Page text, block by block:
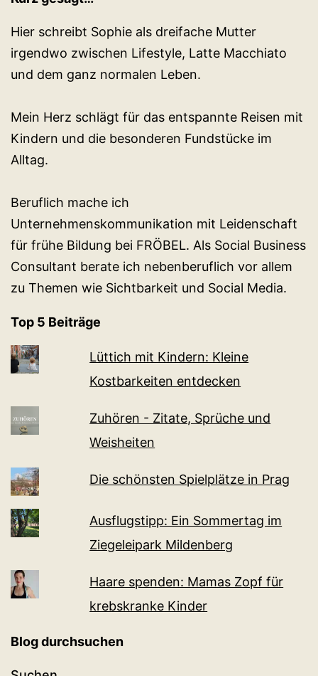
Hier schreibt Sophie als dreifache Mutter
irgendwo zwischen Lifestyle, Latte Macchiato
und dem ganz normalen Leben.
Mein Herz schlägt für das entspannte Reisen mit
Kindern und die besonderen Fundstücke im
Alltag.
Beruflich mache ich
Unternehmenskommunikation mit Leidenschaft
für frühe Bildung bei FRÖBEL. Als Social Business
Consultant berate ich nebenberuflich vor allem
zu Themen wie Sichtbarkeit und Social Media.
Top 5 Beiträge
Lüttich mit Kindern: Kleine
Kostbarkeiten entdecken
Zuhören - Zitate, Sprüche und
Weisheiten
Die schönsten Spielplätze in Prag
Ausflugstipp: Ein Sommertag im
Ziegeleipark Mildenberg
Haare spenden: Mamas Zopf für
krebskranke Kinder
Blog durchsuchen